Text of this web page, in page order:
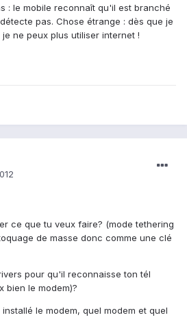
: le mobile reconnaît qu'il est branché
pas. Chose étrange : dès que je
ne peux plus utiliser internet !
ce que tu veux faire? (mode tethering
de masse donc comme une clé
pour qu'il reconnaisse ton tél
bien le modem)?
le modem, quel modem et quel